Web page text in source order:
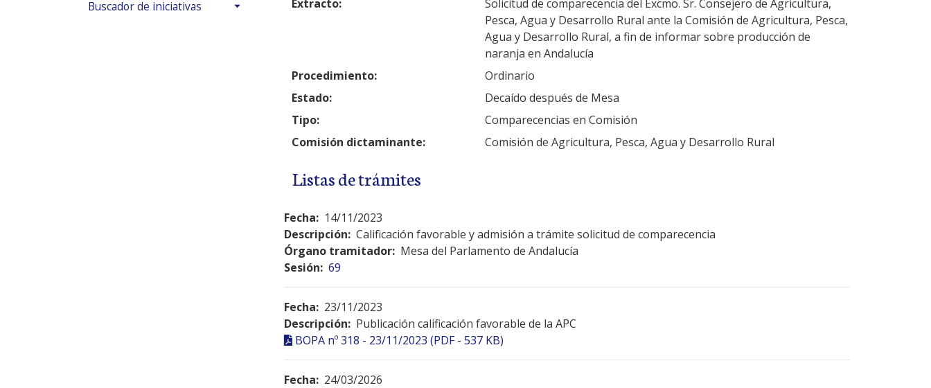
Buscador de iniciativas
Extracto:
Solicitud de comparecencia del Excmo. Sr. Consejero de Agricultura,
Pesca, Agua y Desarrollo Rural ante la Comisión de Agricultura, Pesca,
Agua y Desarrollo Rural, a fin de informar sobre producción de
naranja en Andalucía
Procedimiento:
Ordinario
Estado:
Decaído después de Mesa
Tipo:
Comparecencias en Comisión
Comisión dictaminante:
Comisión de Agricultura, Pesca, Agua y Desarrollo Rural
Listas de trámites
Fecha: 14/11/2023
Descripción: Calificación favorable y admisión a trámite solicitud de comparecencia
Órgano tramitador: Mesa del Parlamento de Andalucía
Sesión: 69
Fecha: 23/11/2023
Descripción: Publicación calificación favorable de la APC
BOPA nº 318 - 23/11/2023 (PDF - 537 KB)
Fecha: 24/03/2026